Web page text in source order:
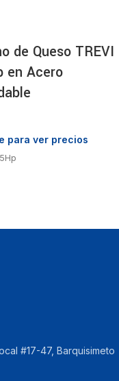
de Queso TREVI
en Acero
para ver precios
#17-47, Barquisimeto